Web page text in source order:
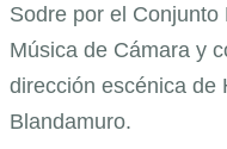
Sodre por el Conjunto
Música de Cámara y
dirección escénica de
Blandamuro.